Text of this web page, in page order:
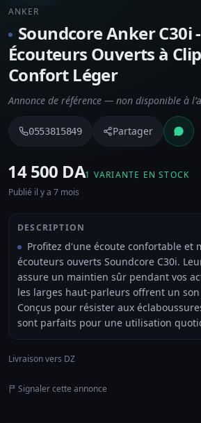
ANKER
Soundcore Anker C30i -
Écouteurs Ouverts à
Confort Léger
Annonce de référence — non disponible à
0553815849 Partager
⁦14 500 DA⁩1 VARIANTE EN STOCK
Publié il y a 7 mois
DESCRIPTION
Profitez d'une écoute confortable et
écouteurs ouverts Soundcore C30i.
assure un maintien sûr pendant vos
les larges haut-parleurs offrent un
Conçus pour résister aux
sont parfaits pour une utilisation
Livraison vers DZ
Signaler cette annonce